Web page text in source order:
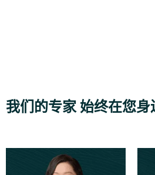
我们的专家 始终在您身